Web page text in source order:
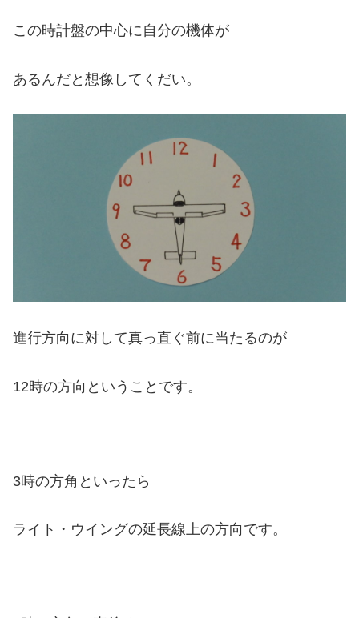
この時計盤の中心に自分の機体が
あるんだと想像してくだい。
進行方向に対して真っ直ぐ前に当たるのが
12時の方向ということです。
3時の方角といったら
ライト・ウイングの延長線上の方向です。